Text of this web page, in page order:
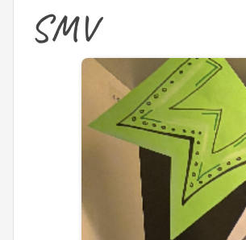
SMV